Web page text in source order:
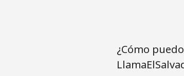
Celular
¿Cómo